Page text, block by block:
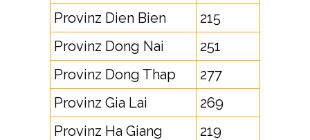
Provinz Dien Bien
215
Provinz Dong Nai
251
Provinz Dong Thap
277
Provinz Gia Lai
269
Provinz Ha Giang
219